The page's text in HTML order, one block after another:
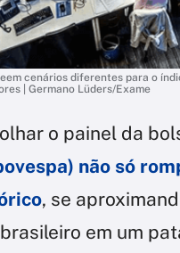
cenários diferentes para o
| Germano Lüders/Exame
o painel da
não só
, se
em um